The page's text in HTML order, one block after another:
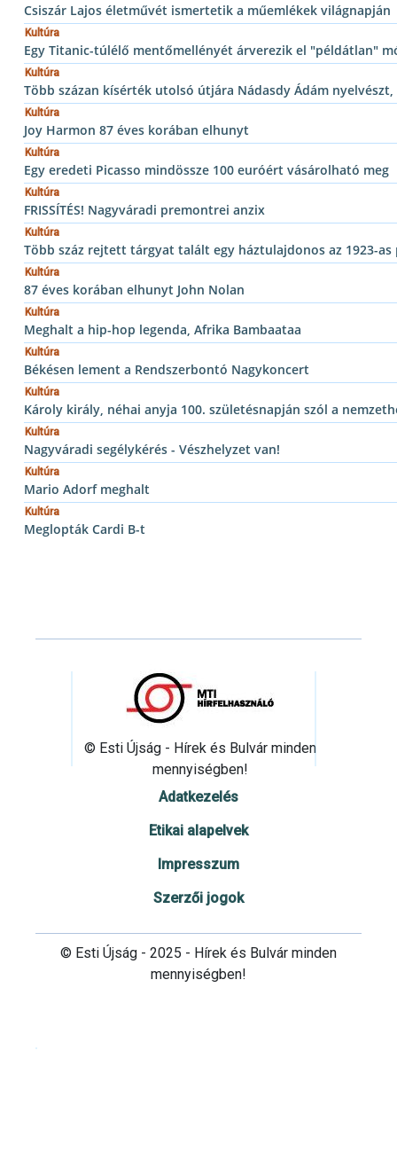
Csiszár Lajos életművét ismertetik a műemlékek világnapján
Kultúra
Egy Titanic-túlélő mentőmellényét árverezik el "példátlan"
Kultúra
Több százan kísérték utolsó útjára Nádasdy Ádám
Kultúra
Joy Harmon 87 éves korában elhunyt
Kultúra
Egy eredeti Picasso mindössze 100 euróért vásárolható meg
Kultúra
FRISSÍTÉS! Nagyváradi premontrei anzix
Kultúra
Több száz rejtett tárgyat talált egy háztulajdonos az 1923-as
Kultúra
87 éves korában elhunyt John Nolan
Kultúra
Meghalt a hip-hop legenda, Afrika Bambaataa
Kultúra
Békésen lement a Rendszerbontó Nagykoncert
Kultúra
Károly király, néhai anyja 100. születésnapján szól a
Kultúra
Nagyváradi segélykérés - Vészhelyzet van!
Kultúra
Mario Adorf meghalt
Kultúra
Meglopták Cardi B-t
© Esti Újság - Hírek és Bulvár minden
mennyiségben!
Adatkezelés
Etikai alapelvek
Impresszum
Szerzői jogok
© Esti Újság - 2025 - Hírek és Bulvár minden
mennyiségben!